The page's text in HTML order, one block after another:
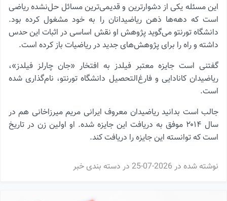
این مسئله یکی از دشوارترین و قدیمی‌ترین مسائل حل‌نشده ریاضی
است که دهه‌ها ذهن ریاضیدانان را به خود مشغول کرده بود.
دانشگاه تورنتو می‌گوید پژوهش او نقش اساسی در اثبات این حدس
داشته و راه را برای پژوهش‌های جدید در ریاضیات باز کرده است.
گفتنی است جایزه معتبر فیلدز به افتخار «جان چارلز فیلدز»،
ریاضیدان کانادایی و فارغ‌التحصیل دانشگاه تورنتو، نام‌گذاری شده
است.
جالب است بدانید ریاضیدان معروف ایرانی مریم میرزاخانی هم در
سال ۲۰۱۴ موفق به دریافت این جایزه شده. او اولین زن در تاریخ
است که توانسته این جایزه را دریافت کند.
نوشته شده در 2026-07-25 در دسته بندی خبر